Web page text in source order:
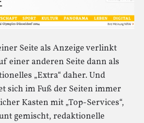
Seite als Anzeige verlinkt
einer anderen Seite dann als
„Extra“ daher. Und
sich im Fuß der Seiten immer
Kasten mit „Top-Services“,
gemischt, redaktionelle